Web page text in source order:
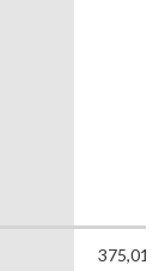
375,01 lb